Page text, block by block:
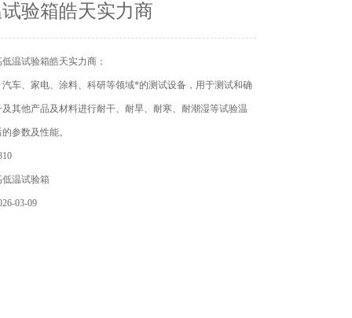
验箱皓天实力商
温试验箱皓天实力商：
车、家电、涂料、科研等领域*的测试设备，用于测试和确
其他产品及材料进行耐干、耐旱、耐寒、耐潮湿等试验温
参数及性能。
温试验箱
03-09